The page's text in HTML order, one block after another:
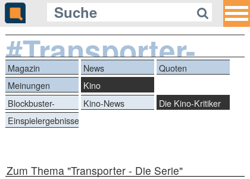
#Transporter-
DieSerie
Magazin News
Quoten
Meinungen
Kino
Blockbuster-
Battle
Kino-News
Die Kino-Kritiker
Einspielergebnisse
Zum Thema "Transporter - Die Serie"